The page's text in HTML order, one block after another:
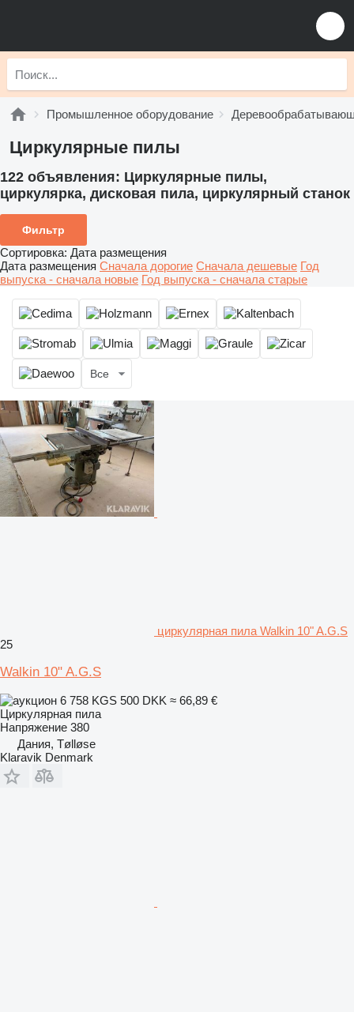
Промышленное оборудование
Циркулярные пилы
122 объявления: Циркулярные пилы,
циркулярка, дисковая пила, циркулярный станок
Фильтр
Сортировка: Дата размещения
Дата размещения Сначала дорогие Сначала дешевые Год
выпуска - сначала новые Год выпуска - сначала старые
Все
циркулярная пила Walkin 10" A.G.S
25
Walkin 10" A.G.S
6 758 KGS 500 DKK ≈ 66,89 €
Циркулярная пила
Напряжение 380
Дания, Tølløse
Klaravik Denmark